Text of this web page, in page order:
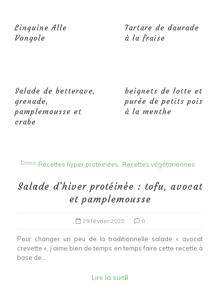
Linguine Alle
Vongole
Tartare de daurade
à la fraise
Salade de betterave,
grenade,
pamplemousse et
crabe
beignets de lotte et
purée de petits pois
à la menthe
Dans Recettes hyper protéinées Recettes végétariennes
Salade d’hiver protéinée : tofu, avocat
et pamplemousse
29 février 2020 0
Pour changer un peu de la traditionnelle salade « avocat
crevette », j’aime bien de temps en temps faire cette recette à
base de...
Lire la suite